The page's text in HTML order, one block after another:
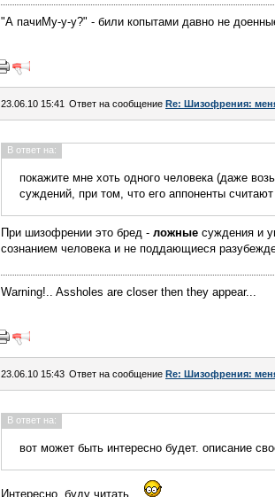
"А пачиМу-у-у?" - били копытами давно не
23.06.10 15:41 Ответ на сообщение Re: Шизофрения:
В ответ на:
покажите мне хоть одного человека (даже
суждений, при том, что его аппоненты
При шизофрении это бред - ложные суждения и
сознанием человека и не поддающиеся
Warning!.. Assholes are closer then they appear...
23.06.10 15:43 Ответ на сообщение Re: Шизофрения:
В ответ на:
вот может быть интересно будет. описание
Интересно, буду читать...